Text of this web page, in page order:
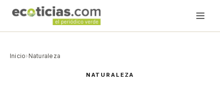
Inicio› Naturaleza
NATURALEZA